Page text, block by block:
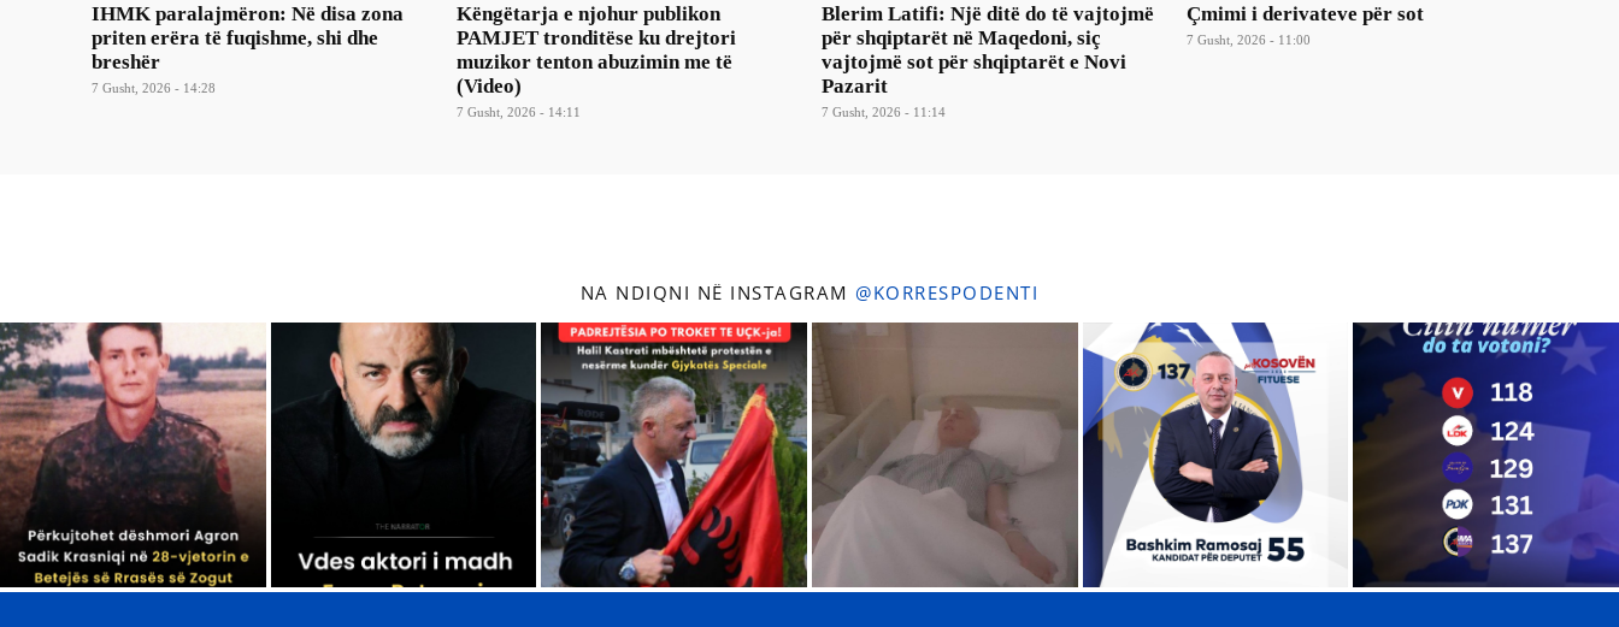
IHMK paralajmëron: Në disa zona
priten erëra të fuqishme, shi dhe
breshër
7 Gusht, 2026 - 14:28
Këngëtarja e njohur publikon
PAMJET tronditëse ku drejtori
muzikor tenton abuzimin me të
(Video)
7 Gusht, 2026 - 14:11
Blerim Latifi: Një ditë do të vajtojmë
për shqiptarët në Maqedoni, siç
vajtojmë sot për shqiptarët e Novi
Pazarit
7 Gusht, 2026 - 11:14
Çmimi i derivateve për sot
7 Gusht, 2026 - 11:00
NA NDIQNI NË INSTAGRAM @KORRESPODENTI